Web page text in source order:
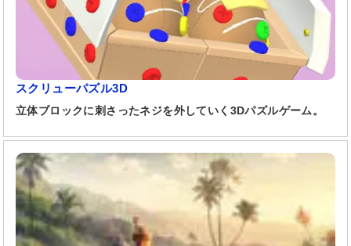
スクリューパズル3D
立体ブロックに刺さったネジを外していく3Dパズルゲーム。